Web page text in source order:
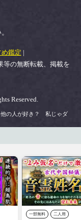
め鑑定 |
等の無断転載、掲載を
Reserved.
他の人が好き？ 私じゃダ
一部無料 二人用